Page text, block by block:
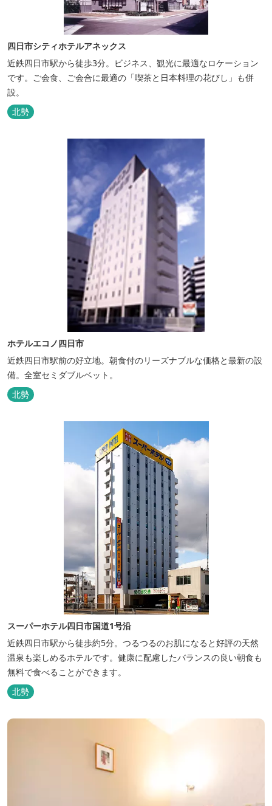
四日市シティホテルアネックス
近鉄四日市駅から徒歩3分。ビジネス、観光に最適なロケーション
です。ご会食、ご会合に最適の「喫茶と日本料理の花びし」も併
設。
北勢
ホテルエコノ四日市
近鉄四日市駅前の好立地。朝食付のリーズナブルな価格と最新の設
備。全室セミダブルベット。
北勢
スーパーホテル四日市国道1号沿
近鉄四日市駅から徒歩約5分。つるつるのお肌になると好評の天然
温泉も楽しめるホテルです。健康に配慮したバランスの良い朝食も
無料で食べることができます。
北勢